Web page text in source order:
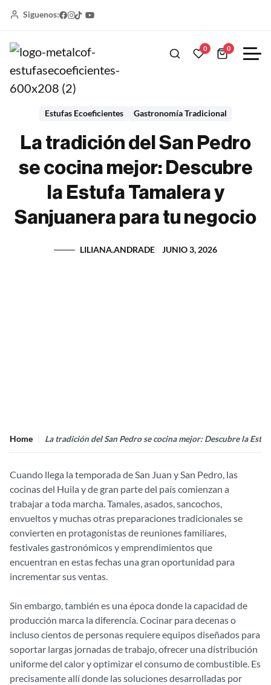
Siguenos:
0 0
Estufas Ecoeficientes Gastronomía Tradicional
La tradición del San Pedro
se cocina mejor: Descubre
la Estufa Tamalera y
Sanjuanera para tu negocio
LILIANA.ANDRADE JUNIO 3, 2026
Home La tradición del San Pedro se cocina mejor: Descubre la
Cuando llega la temporada de San Juan y San Pedro, las
cocinas del Huila y de gran parte del país comienzan a
trabajar a toda marcha. Tamales, asados, sancochos,
envueltos y muchas otras preparaciones tradicionales se
convierten en protagonistas de reuniones familiares,
festivales gastronómicos y emprendimientos que
encuentran en estas fechas una gran oportunidad para
incrementar sus ventas.
Sin embargo, también es una época donde la capacidad de
producción marca la diferencia. Cocinar para decenas o
incluso cientos de personas requiere equipos diseñados para
soportar largas jornadas de trabajo, ofrecer una distribución
uniforme del calor y optimizar el consumo de combustible. Es
precisamente allí donde las soluciones desarrolladas por